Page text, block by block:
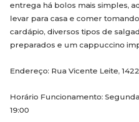
entrega há bolos mais simples,
levar para casa e comer
cardápio, diversos tipos de
preparados e um cappuccino
Endereço: Rua Vicente Leite,
Horário Funcionamento: Segunda
19:00